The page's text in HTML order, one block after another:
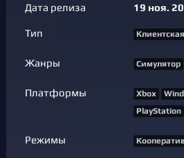
Дата релиза 19 ноя.
Тип Клиентская
Жанры Симулятор
Платформы Xbox
PlayStation
Режимы